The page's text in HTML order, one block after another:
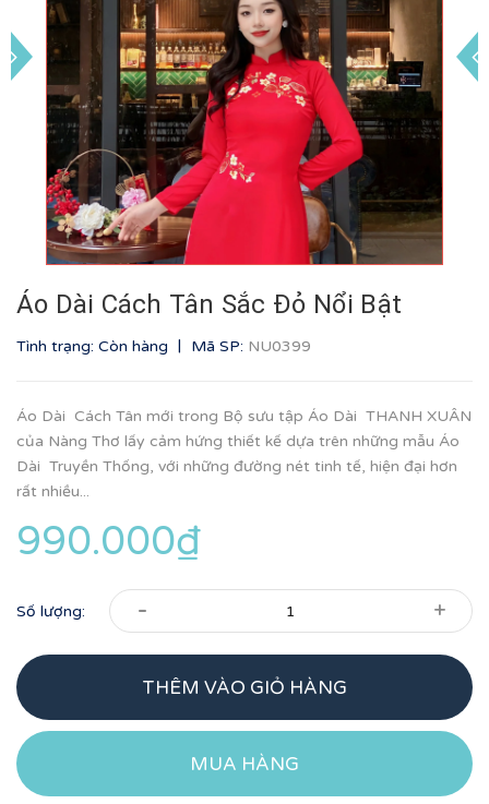
Áo Dài Cách Tân Sắc Đỏ Nổi Bật
Tình trạng: Còn hàng | Mã SP: NU0399
Áo Dài Cách Tân mới trong Bộ sưu tập Áo Dài THANH XUÂN
của Nàng Thơ lấy cảm hứng thiết kế dựa trên những mẫu Áo
Dài Truyền Thống, với những đường nét tinh tế, hiện đại hơn
rất nhiều...
990.000₫
Số lượng: - +
THÊM VÀO GIỎ HÀNG
MUA HÀNG